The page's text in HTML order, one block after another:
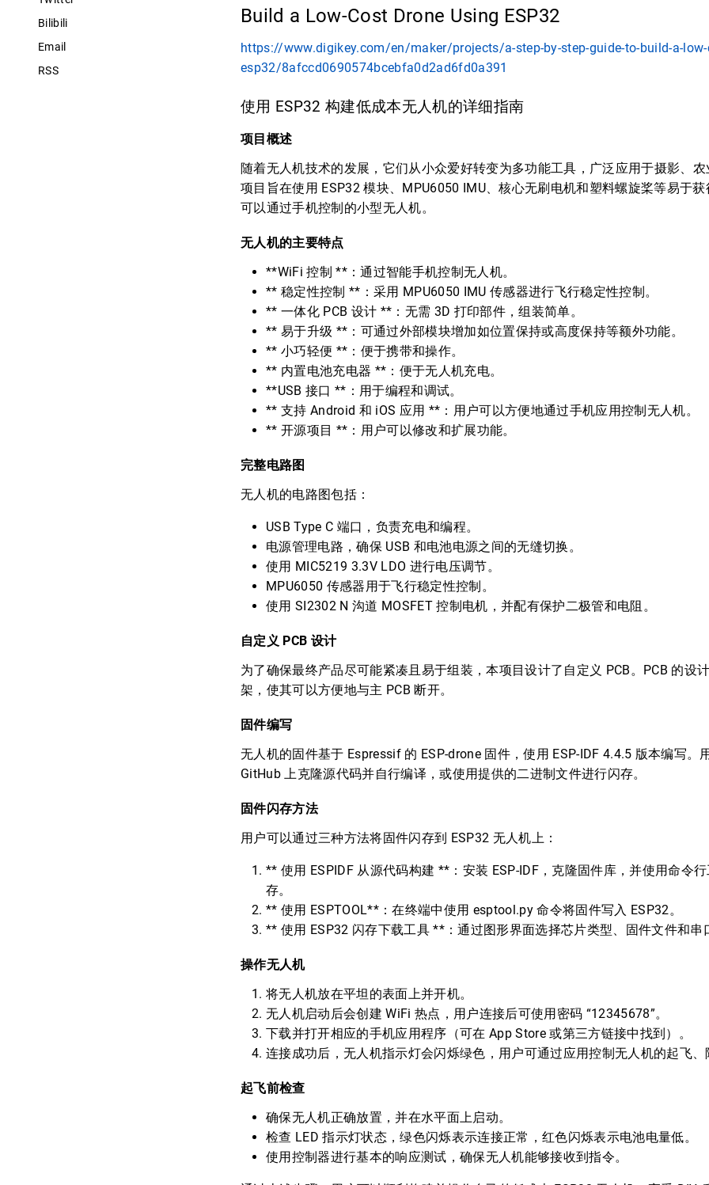
Bilibili
Email
RSS
Build a Low-Cost Drone Using ESP32
https://www.digikey.com/en/maker/projects/a-step-by-step-guide-to-build-a-
esp32/8afccd0690574bcebfa0d2ad6fd0a391
使用 ESP32 构建低成本无人机的详细指南
项目概述
随着无人机技术的发展，它们从小众爱好转变为多功能工具，广泛应用于摄影、
项目旨在使用 ESP32 模块、MPU6050 IMU、核心无刷电机和塑料螺旋桨等易于
可以通过手机控制的小型无人机。
无人机的主要特点
**WiFi 控制 **：通过智能手机控制无人机。
** 稳定性控制 **：采用 MPU6050 IMU 传感器进行飞行稳定性控制。
** 一体化 PCB 设计 **：无需 3D 打印部件，组装简单。
** 易于升级 **：可通过外部模块增加如位置保持或高度保持等额外功能。
** 小巧轻便 **：便于携带和操作。
** 内置电池充电器 **：便于无人机充电。
**USB 接口 **：用于编程和调试。
** 支持 Android 和 iOS 应用 **：用户可以方便地通过手机应用控制无人机。
** 开源项目 **：用户可以修改和扩展功能。
完整电路图
无人机的电路图包括：
USB Type C 端口，负责充电和编程。
电源管理电路，确保 USB 和电池电源之间的无缝切换。
使用 MIC5219 3.3V LDO 进行电压调节。
MPU6050 传感器用于飞行稳定性控制。
使用 SI2302 N 沟道 MOSFET 控制电机，并配有保护二极管和电阻。
自定义 PCB 设计
为了确保最终产品尽可能紧凑且易于组装，本项目设计了自定义 PCB。PCB 的设
架，使其可以方便地与主 PCB 断开。
固件编写
无人机的固件基于 Espressif 的 ESP-drone 固件，使用 ESP-IDF 4.4.5 版本编写。
GitHub 上克隆源代码并自行编译，或使用提供的二进制文件进行闪存。
固件闪存方法
用户可以通过三种方法将固件闪存到 ESP32 无人机上：
** 使用 ESPIDF 从源代码构建 **：安装 ESP-IDF，克隆固件库，并使用命令
存。
** 使用 ESPTOOL**：在终端中使用 esptool.py 命令将固件写入 ESP32。
** 使用 ESP32 闪存下载工具 **：通过图形界面选择芯片类型、固件文件和串
操作无人机
将无人机放在平坦的表面上并开机。
无人机启动后会创建 WiFi 热点，用户连接后可使用密码 “12345678”。
下载并打开相应的手机应用程序（可在 App Store 或第三方链接中找到）。
连接成功后，无人机指示灯会闪烁绿色，用户可通过应用控制无人机的起飞、
起飞前检查
确保无人机正确放置，并在水平面上启动。
检查 LED 指示灯状态，绿色闪烁表示连接正常，红色闪烁表示电池电量低。
使用控制器进行基本的响应测试，确保无人机能够接收到指令。